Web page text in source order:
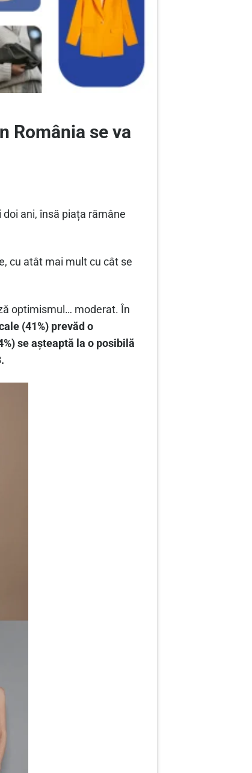
România se va
ani, însă piața rămâne
cu atât mai mult cu cât se
optimismul… moderat. În
(41%) prevăd o
se așteaptă la o posibilă